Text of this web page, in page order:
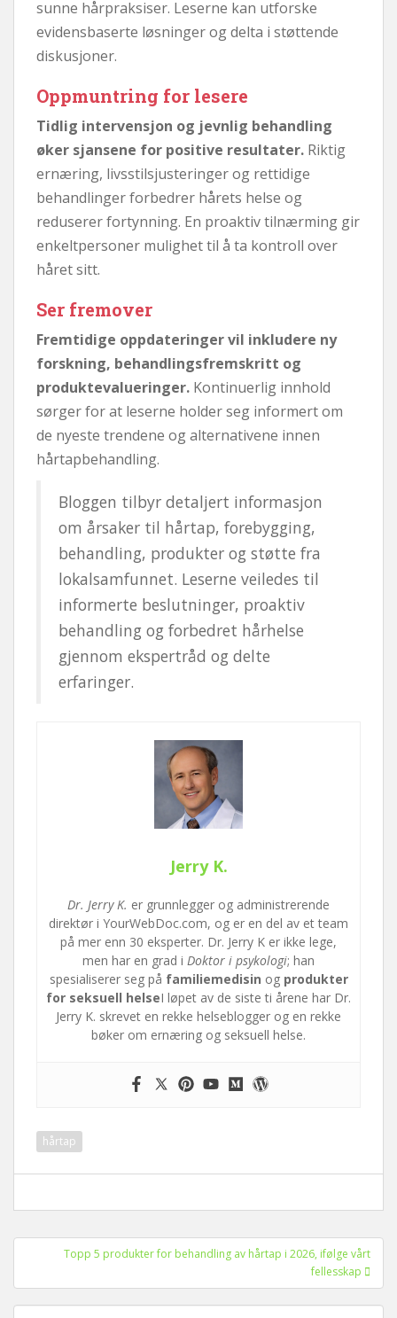
sunne hårpraksiser. Leserne kan utforske
evidensbaserte løsninger og delta i støttende
diskusjoner.
Oppmuntring for lesere
Tidlig intervensjon og jevnlig behandling
øker sjansene for positive resultater. Riktig
ernæring, livsstilsjusteringer og rettidige
behandlinger forbedrer hårets helse og
reduserer fortynning. En proaktiv tilnærming gir
enkeltpersoner mulighet til å ta kontroll over
håret sitt.
Ser fremover
Fremtidige oppdateringer vil inkludere ny
forskning, behandlingsfremskritt og
produktevalueringer. Kontinuerlig innhold
sørger for at leserne holder seg informert om
de nyeste trendene og alternativene innen
hårtapbehandling.
Bloggen tilbyr detaljert informasjon
om årsaker til hårtap, forebygging,
behandling, produkter og støtte fra
lokalsamfunnet. Leserne veiledes til
informerte beslutninger, proaktiv
behandling og forbedret hårhelse
gjennom ekspertråd og delte
erfaringer.
Jerry K.
Dr. Jerry K. er grunnlegger og administrerende
direktør i YourWebDoc.com, og er en del av et team
på mer enn 30 eksperter. Dr. Jerry K er ikke lege,
men har en grad i Doktor i psykologi; han
spesialiserer seg på familiemedisin og produkter
for seksuell helseI løpet av de siste ti årene har Dr.
Jerry K. skrevet en rekke helseblogger og en rekke
bøker om ernæring og seksuell helse.
hårtap
Innleggsnavigasjon
Topp 5 produkter for behandling av hårtap i 2026, ifølge vårt
fellesskap